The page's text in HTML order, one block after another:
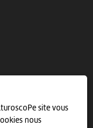
site vous
nous